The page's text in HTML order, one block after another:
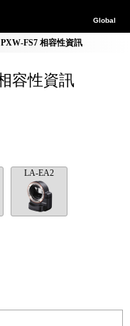
Global
FS7 相容性資訊
容性資訊
LA-EA2